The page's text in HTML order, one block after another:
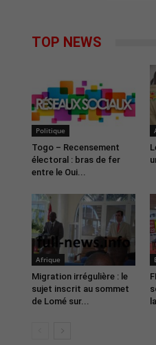
TOP NEWS
Politique
Togo – Recensement
électoral : bras de fer
entre le Oui...
Afrique
Migration irrégulière : le
sujet inscrit au sommet
de Lomé sur...